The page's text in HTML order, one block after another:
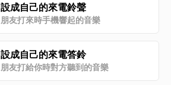
設成自己的來電鈴聲
朋友打來時手機響起的音樂
設成自己的來電答鈴
朋友打給你時對方聽到的音樂